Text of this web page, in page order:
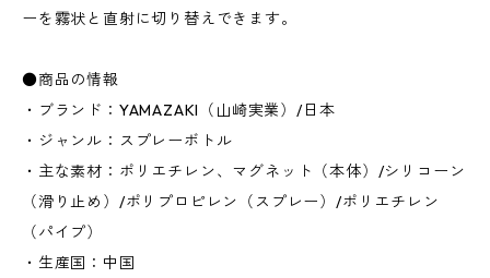
ーを霧状と直射に切り替えできます。
●商品の情報
・ブランド：YAMAZAKI（山崎実業）/日本
・ジャンル：スプレーボトル
・主な素材：ポリエチレン、マグネット（本体）/シリコーン
（滑り止め）/ポリプロピレン（スプレー）/ポリエチレン
（パイプ）
・生産国：中国